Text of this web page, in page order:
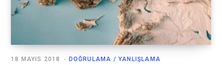
DOĞRULAMA / YANLIŞLAMA
18 MAYIS 2018